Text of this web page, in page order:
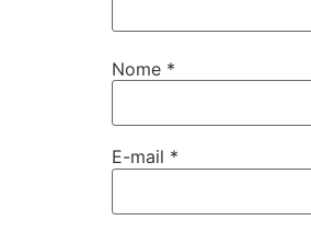
Nome *
E-mail *